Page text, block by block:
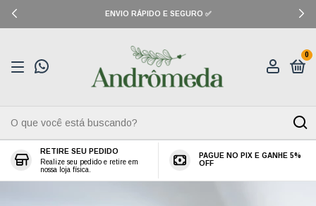
ENVIO RÁPIDO E SEGURO ✅
0
RETIRE SEU PEDIDO
Realize seu pedido e retire em
nossa loja física.
PAGUE NO PIX E GANHE 5%
OFF